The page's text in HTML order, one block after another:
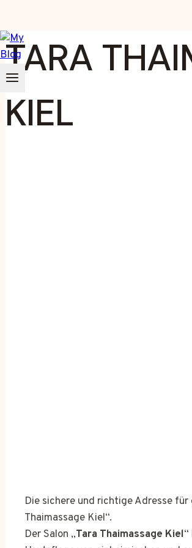
Zum
Inhalt
springen
TARA
KIEL
Die sichere und richtige Adresse
Thaimassage Kiel“.
Der Salon „Tara Thaimassage Kiel